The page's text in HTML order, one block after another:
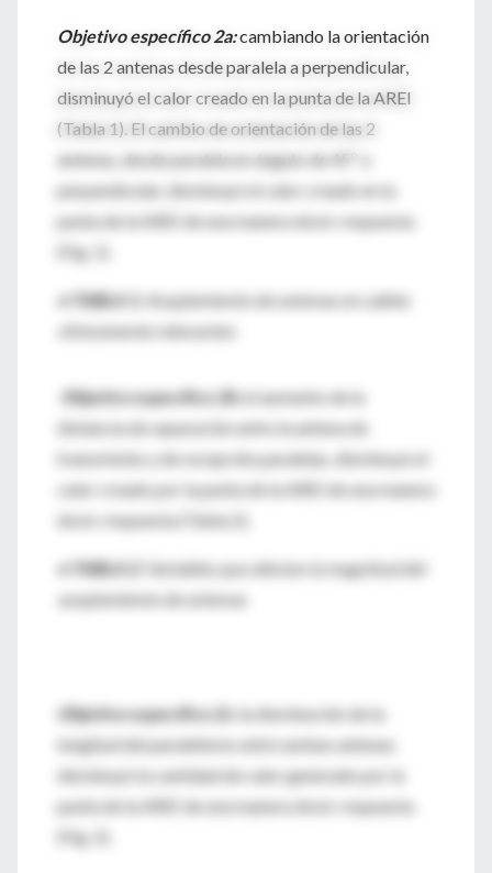
Objetivo específico 2a:cambiando la orientación
de las 2 antenas desde paralela a perpendicular,
disminuyó el calor creado en la punta de la AREI
(Tabla 1). El cambio de orientación de las 2
antenas, desde paralela en ángulo de 45º a
perpendicular, disminuyó el calor creado en la
punta de la AREI de una manera dosis-respuesta
(Fig. 1).
• TABLA 1:
Acoplamiento de antenas en cables
clínicamente relevantes
Objetivo específico 2b:el aumento de la
distancia de separación entre la antena de
transmisión y de recepción paralelas, disminuyó el
calor creado por la punta de la AREI de una manera
dosis-respuesta (Tabla 2).
• TABLA 2:
Variables que afectan la magnitud del
acoplamiento de antenas
Objetivo específico 2c: la disminución de la
longitud del paralelismo entre ambas antenas
disminuyó la cantidad de calor generado por la
punta de la AREI de una manera dosis-respuesta
(Fig. 2).